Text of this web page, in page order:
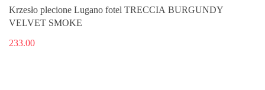
Krzesło plecione Lugano fotel TRECCIA BURGUNDY
VELVET SMOKE
233.00